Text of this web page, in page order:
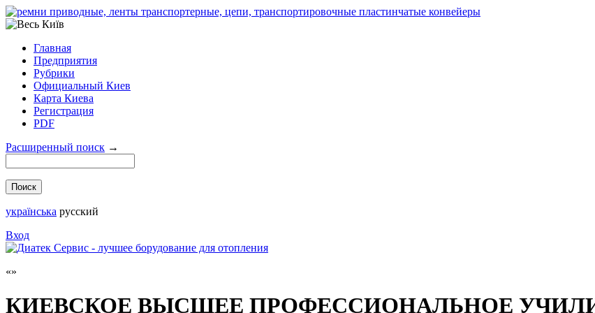
Главная
Предприятия
Рубрики
Официальный Киев
Карта Киева
Регистрация
PDF
Расширенный поиск →
українська русский
Вход
КИЕВСКОЕ ВЫСШЕЕ ПРОФЕССИОНАЛЬНОЕ